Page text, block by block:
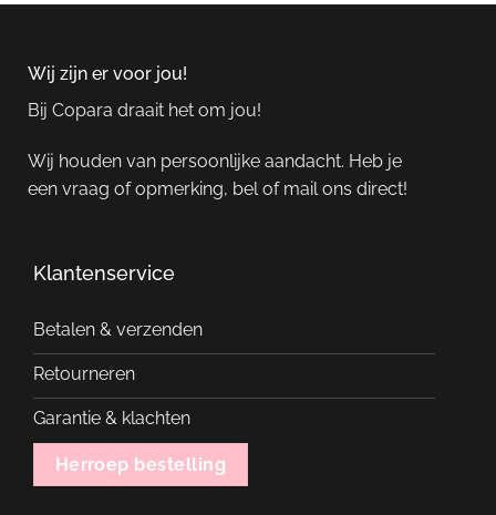
Wij zijn er voor jou!
Bij Copara draait het om jou!
Wij houden van persoonlijke aandacht. Heb je
een vraag of opmerking, bel of mail ons direct!
Klantenservice
Betalen & verzenden
Retourneren
Garantie & klachten
Herroep bestelling